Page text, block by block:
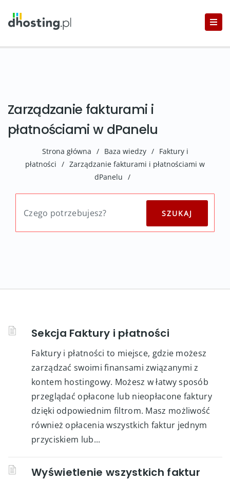
Zarządzanie fakturami i
płatnościami w dPanelu
Strona główna / Baza wiedzy /
Faktury i
płatności / Zarządzanie fakturami i płatnościami w
dPanelu /
Sekcja Faktury i płatności
Faktury i płatności to miejsce, gdzie możesz
zarządzać swoimi finansami związanymi z
kontem hostingowy. Możesz w łatwy sposób
przeglądać opłacone lub nieopłacone faktury
dzięki odpowiednim filtrom. Masz możliwość
również opłacenia wszystkich faktur jednym
przyciskiem lub...
Wyświetlenie wszystkich faktur